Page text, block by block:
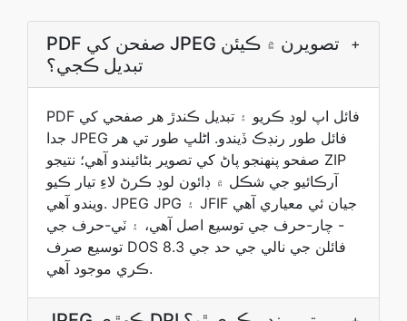
PDF صفحن کي JPEG تصويرن ۾ ڪيئن
تبديل ڪجي؟
+
PDF فائل اپ لوڊ ڪريو ۽ تبديل ڪندڙ هر صفحي کي
جدا JPEG فائل طور رنڊڪ ڏيندو. اڻلڀ طور تي هر
صفحو پنهنجو پاڻ کي تصوير بڻائيندو آهي؛ نتيجو ZIP
آرڪائيو جي شڪل ۾ ڊائون لوڊ ڪرڻ لاءِ تيار ڪيو
ويندو آهي. JPEG JPG ۽ JFIF جيان ئي معياري آهي
- چار-حرف جي توسيع اصل آهي، ۽ ٽي-حرف جي
توسيع صرف DOS 8.3 فائلن جي نالي جي حد جي
ڪري موجود آهي.